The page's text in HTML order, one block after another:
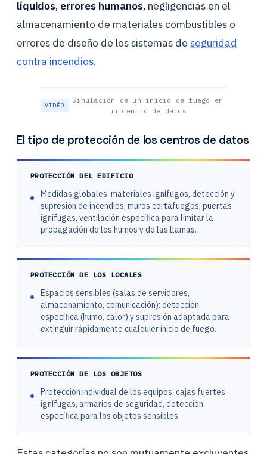
líquidos, errores humanos, negligencias en el
almacenamiento de materiales combustibles o
errores de diseño de los sistemas de seguridad
contra incendios.
Simulación de un inicio de fuego en
un centro de datos
El tipo de protección de los centros de datos
PROTECCIÓN DEL EDIFICIO
Medidas globales: materiales ignífugos, detección y
supresión de incendios, muros cortafuegos, puertas
ignífugas, ventilación específica para limitar la
propagación de los humos y de las llamas.
PROTECCIÓN DE LOS LOCALES
Espacios sensibles (salas de servidores,
almacenamiento, comunicación): detección
específica (humo, calor) y supresión adaptada para
extinguir rápidamente cualquier inicio de fuego.
PROTECCIÓN DE LOS OBJETOS
Protección individual de los equipos: cajas fuertes
ignífugas, armarios de seguridad, detección
específica para los objetos sensibles.